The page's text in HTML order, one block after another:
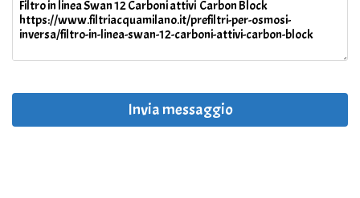
Invia messaggio